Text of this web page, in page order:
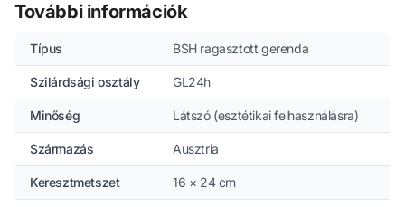
További információk
Típus BSH ragasztott gerenda
Szilárdsági osztály GL24h
Minőség Látszó (esztétikai felhasználásra)
Származás Ausztria
Keresztmetszet 16 × 24 cm